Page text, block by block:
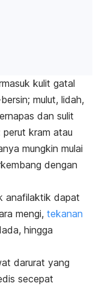
kulit gatal
mulut, lidah,
dan sulit
kram atau
mungkin mulai
dengan
anafilaktik dapat
mengi, tekanan
hingga
darurat yang
secepat